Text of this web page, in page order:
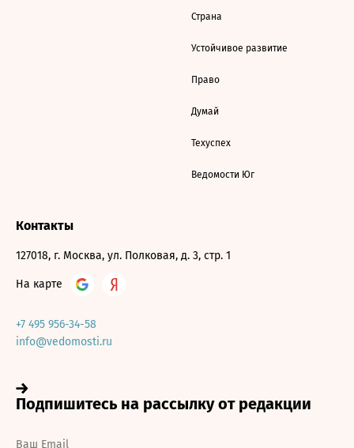
Страна
Устойчивое развитие
Право
Думай
Техуспех
Ведомости Юг
Контакты
127018, г. Москва, ул. Полковая, д. 3, стр. 1
На карте
+7 495 956-34-58
info@vedomosti.ru